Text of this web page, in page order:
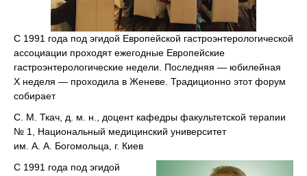
С 1991 года под эгидой Европейской гастроэнтерологической
ассоциации проходят ежегодные Европейские
гастроэнтерологические недели. Последняя — юбилейная
Х неделя — проходила в Женеве. Традиционно этот форум
собирает
С. М. Ткач, д. м. н., доцент кафедры факультетской терапии
№ 1, Национальный медицинский университет
им. А. А. Богомольца, г. Киев
С 1991 года под эгидой